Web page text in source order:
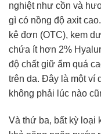
nghiệt như cồn và
gì có nồng độ axit
kê đơn (OTC), kem
chứa ít hơn 2%
độ chất giữ ẩm quá
trên da. Đây là một ví
không phải lúc nào
Và thứ ba, bất kỳ loại